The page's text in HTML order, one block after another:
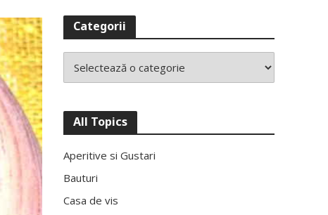
Categorii
All Topics
Aperitive si Gustari
Bauturi
Casa de vis